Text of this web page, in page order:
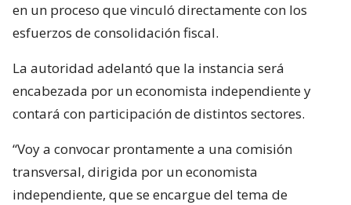
en un proceso que vinculó directamente con los
esfuerzos de consolidación fiscal.
La autoridad adelantó que la instancia será
encabezada por un economista independiente y
contará con participación de distintos sectores.
“Voy a convocar prontamente a una comisión
transversal, dirigida por un economista
independiente, que se encargue del tema de